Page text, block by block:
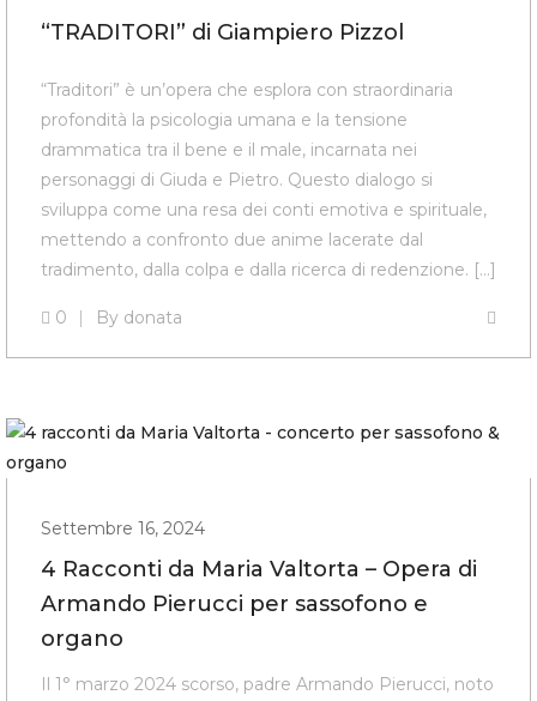
“TRADITORI” di Giampiero Pizzol
“Traditori” è un’opera che esplora con straordinaria
profondità la psicologia umana e la tensione
drammatica tra il bene e il male, incarnata nei
personaggi di Giuda e Pietro. Questo dialogo si
sviluppa come una resa dei conti emotiva e spirituale,
mettendo a confronto due anime lacerate dal
tradimento, dalla colpa e dalla ricerca di redenzione. […]
0 By donata
Settembre 16, 2024
4 Racconti da Maria Valtorta – Opera di
Armando Pierucci per sassofono e
organo
Il 1° marzo 2024 scorso, padre Armando Pierucci, noto